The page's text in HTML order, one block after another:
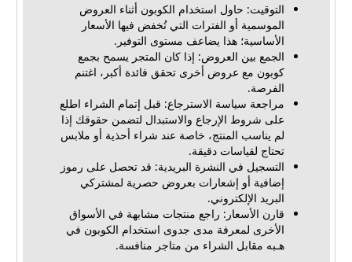
التوقيت: حاول استخدام الكوبون أثناء العروض
الموسمية أو الفترات التي تُخفض فيها الأسعار
الأساسية؛ هذا يضاعف مستوى التوفير.
الجمع بين العروض: إذا كان المتجر يسمح بجمع
كوبون مع عروض أخرى تحقق فائدة أكبر، اغتنم
الفرصة.
مراجعة سياسة الاسترجاع: قبل إتمام الشراء اطلع
على شروط الإرجاع والاستبدال لتضمن حقوقك إذا
لم يناسب المنتج، خاصة عند شراء أحذية أو ملابس
تحتاج لقياسات دقيقة.
التسجيل في النشرة البريدية: قد تحصل على رموز
إضافية أو إشعارات بعروض حصرية لمشتركي
البريد الإلكتروني.
قارن الأسعار: راجع منتجات مشابهة في الأسواق
الأخرى لمعرفة مدى جدوى استخدام الكوبون في
هـبه مقابل الشراء من متاجر منافسة.